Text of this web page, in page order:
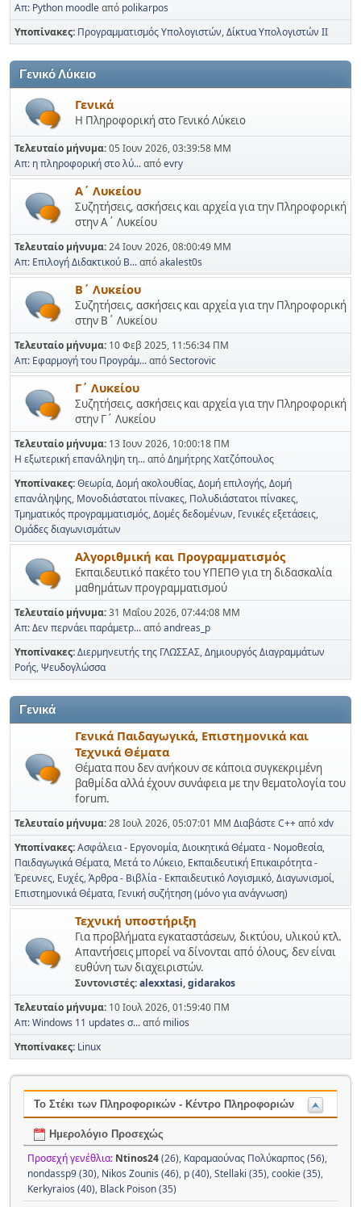
Απ: Python moodleαπό polikarpos
Υποπίνακες Προγραμματισμός Υπολογιστών Δίκτυα Υπολογιστών ΙΙ
Γενικό Λύκειο
Γενικά
Η Πληροφορική στο Γενικό Λύκειο
Τελευταίο μήνυμα:05 Ιουν 2026, 03:39:58 ΜΜ
Απ: η πληροφορική στο λύ...απόevry
Α΄ Λυκείου
Συζητήσεις, ασκήσεις και αρχεία για την Πληροφορική
στην Α΄ Λυκείου
Τελευταίο μήνυμα:24 Ιουν 2026, 08:00:49 ΜΜ
Απ: Επιλογή Διδακτικού Β...απόakalest0s
Β΄ Λυκείου
Συζητήσεις, ασκήσεις και αρχεία για την Πληροφορική
στην Β΄ Λυκείου
Τελευταίο μήνυμα: 10 Φεβ 2025, 11:56:34 ΠΜ
Απ: Εφαρμογή του Προγράμ...απόSectorovic
Γ΄ Λυκείου
Συζητήσεις, ασκήσεις και αρχεία για την Πληροφορική
στην Γ΄ Λυκείου
Τελευταίο μήνυμα: 13 Ιουν 2026, 10:00:18 ΠΜ
Η εξωτερική επανάληψη τη...απόΔημήτρης Χατζόπουλος
Υποπίνακες Θεωρία Δομή ακολουθίας Δομή επιλογής Δομή
επανάληψης Μονοδιάστατοι πίνακες Πολυδιάστατοι πίνακες
Τμηματικός προγραμματισμός Δομές δεδομένων Γενικές εξετάσεις
Ομάδες διαγωνισμάτων
Αλγοριθμική και Προγραμματισμός
Εκπαιδευτικό πακέτο του ΥΠΕΠΘ για τη διδασκαλία
μαθημάτων προγραμματισμού
Τελευταίο μήνυμα:31 Μαΐου 2026, 07:44:08 ΜΜ
Απ: Δεν περνάει παράμετρ...απόandreas_p
Υποπίνακες Διερμηνευτής της ΓΛΩΣΣΑΣ Δημιουργός Διαγραμμάτων
Ροής Ψευδογλώσσα
Γενικά
Γενικά Παιδαγωγικά, Επιστημονικά και
Τεχνικά Θέματα
Θέματα που δεν ανήκουν σε κάποια συγκεκριμένη
βαθμίδα αλλά έχουν συνάφεια με την θεματολογία του
forum.
Τελευταίο μήνυμα:28 Ιουλ 2026, 05:07:01 ΜΜ Διαβάστε C++απόxdv
Υποπίνακες Ασφάλεια - Εργονομία Διοικητικά Θέματα - Νομοθεσία
Παιδαγωγικά Θέματα Μετά το Λύκειο Εκπαιδευτική Επικαιρότητα -
Έρευνες Ευχές Άρθρα - Βιβλία - Εκπαιδευτικό Λογισμικό Διαγωνισμοί
Επιστημονικά Θέματα Γενική συζήτηση (μόνο για ανάγνωση)
Τεχνική υποστήριξη
Για προβλήματα εγκαταστάσεων, δικτύου, υλικού κτλ.
Απαντήσεις μπορεί να δίνονται από όλους, δεν είναι
ευθύνη των διαχειριστών.
Συντονιστές:alexxtasi,gidarakos
Τελευταίο μήνυμα: 10 Ιουλ 2026, 01:59:40 ΠΜ
Απ: Windows 11 updates σ...από milios
Υποπίνακες Linux
Το Στέκι των Πληροφορικών - Κέντρο Πληροφοριών
Ημερολόγιο Προσεχώς
Προσεχή γενέθλια: Ntinos24(26), Καραμαούνας Πολύκαρπος (56),
nondassp9 (30), Nikos Zounis (46), p (40),Stellaki (35),cookie (35),
Kerkyraios (40), Black Poison (35)